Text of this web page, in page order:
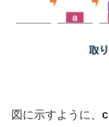
図に示すように、